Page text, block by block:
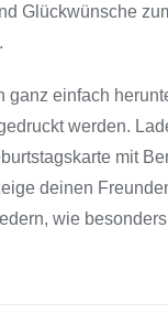
Glückwünsche
ganz einfach
werden.
mit
deinen
wie